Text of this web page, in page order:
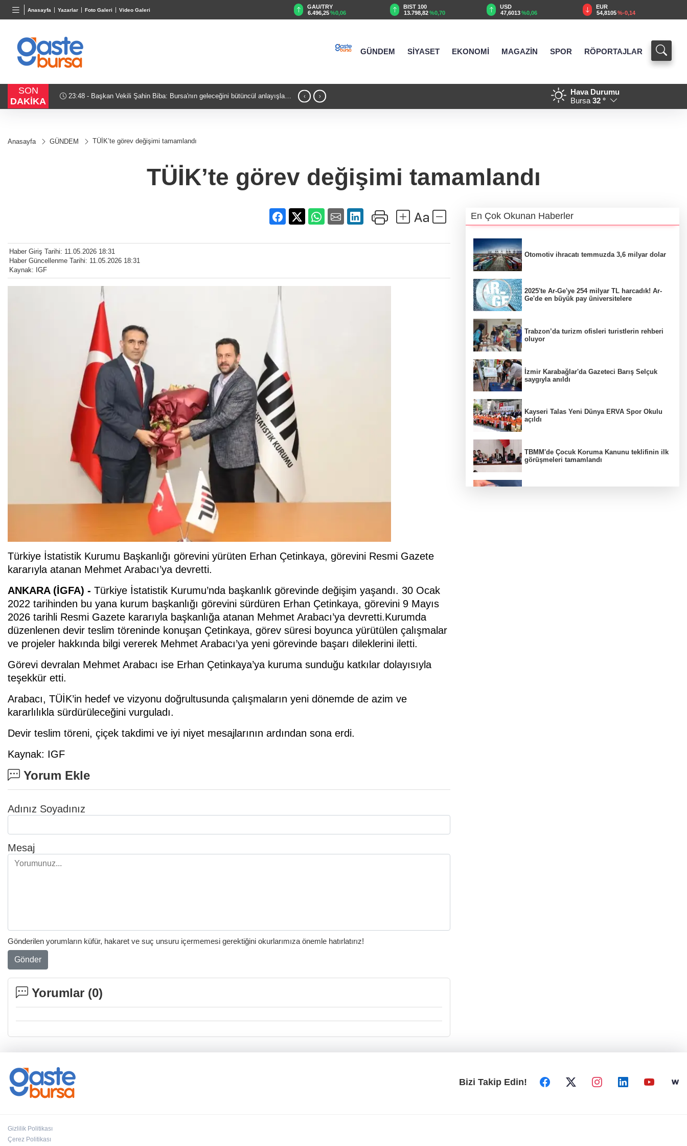
Anasayfa Yazarlar Foto Galeri Video Galeri
TND
16,2351%0,06
BGN
28,0626%0,37
GAU/TRY
6.496,25%0,06
BIST 100
13.798,82 %0,70
USD
47,6013%0,06
EUR
54,8105 %-0,14
GÜNDEM SİYASET EKONOMİ MAGAZİN SPOR RÖPORTAJLAR
SON
DAKİKA
23:48 - Başkan Vekili Şahin Biba: Bursa'nın geleceğini bütüncül anlayışla 21:18 - Kocaeli Darıca’ya
‹ ›
Hava Durumu
Bursa 32 °
Anasayfa GÜNDEM TÜİK’te görev değişimi tamamlandı
TÜİK’te görev değişimi tamamlandı
Haber Giriş Tarihi: 11.05.2026 18:31
Haber Güncellenme Tarihi: 11.05.2026 18:31
Kaynak: IGF
Türkiye İstatistik Kurumu Başkanlığı görevini yürüten Erhan Çetinkaya, görevini Resmi Gazete
kararıyla atanan Mehmet Arabacı’ya devretti.
ANKARA (İGFA) - Türkiye İstatistik Kurumu’nda başkanlık görevinde değişim yaşandı. 30 Ocak
2022 tarihinden bu yana kurum başkanlığı görevini sürdüren Erhan Çetinkaya, görevini 9 Mayıs
2026 tarihli Resmi Gazete kararıyla başkanlığa atanan Mehmet Arabacı’ya devretti.Kurumda
düzenlenen devir teslim töreninde konuşan Çetinkaya, görev süresi boyunca yürütülen çalışmalar
ve projeler hakkında bilgi vererek Mehmet Arabacı’ya yeni görevinde başarı dileklerini iletti.
Görevi devralan Mehmet Arabacı ise Erhan Çetinkaya’ya kuruma sunduğu katkılar dolayısıyla
teşekkür etti.
Arabacı, TÜİK’in hedef ve vizyonu doğrultusunda çalışmaların yeni dönemde de azim ve
kararlılıkla sürdürüleceğini vurguladı.
Devir teslim töreni, çiçek takdimi ve iyi niyet mesajlarının ardından sona erdi.
Kaynak: IGF
Yorum Ekle
Adınız Soyadınız
Mesaj
Gönderilen yorumların küfür, hakaret ve suç unsuru içermemesi gerektiğini okurlarımıza önemle hatırlatırız!
Gönder
Yorumlar (0)
En Çok Okunan Haberler
Otomotiv ihracatı temmuzda 3,6 milyar dolar
2025'te Ar-Ge'ye 254 milyar TL harcadık! Ar-
Ge'de en büyük pay üniversitelere
Trabzon’da turizm ofisleri turistlerin rehberi
oluyor
İzmir Karabağlar'da Gazeteci Barış Selçuk
saygıyla anıldı
Kayseri Talas Yeni Dünya ERVA Spor Okulu
açıldı
TBMM'de Çocuk Koruma Kanunu teklifinin ilk
görüşmeleri tamamlandı
Bizi Takip Edin!
Gizlilik Politikası
Çerez Politikası